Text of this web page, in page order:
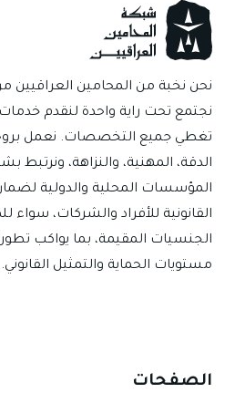
جزائية
ضد
محرر
الصك
بدون
رصيد
نحن نخبة من المحامين العراقيين من
نجتمع تحت راية واحدة لنقدم
تغطي جميع التخصصات. نعمل بروح
الدقة، المهنية، والنزاهة، ونرتبط
المؤسسات المحلية والدولية
القانونية للأفراد والشركات، سواء
الجنسيات المقيمة، بما يواكب
مستويات الحماية والتمثيل القانوني.
الصفحات